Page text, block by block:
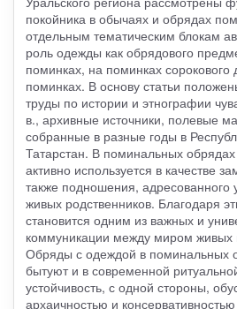
покойника в обычаях и обрядах
отдельным тематическим блокам
роль одежды как обрядового
поминках, на поминках
поминках. В основу статьи
труды по истории и этнографии
в., архивные источники, полевые
собранные в разные годы в
Татарстан. В поминальных
активно используется в качестве
также подношения,
живых родственников. Благодаря
становится одним из важных и
коммуникации между миром живых
Обряды с одеждой в поминальных
бытуют и в современной
устойчивость, с одной стороны,
архаичностью и